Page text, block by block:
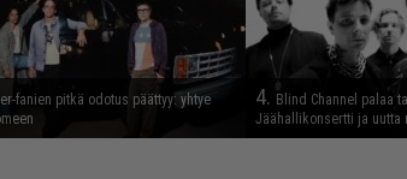
fanien pitkä odotus päättyy: yhtye
4. Blind Channel palaa
Jäähallikonsertti ja uutta